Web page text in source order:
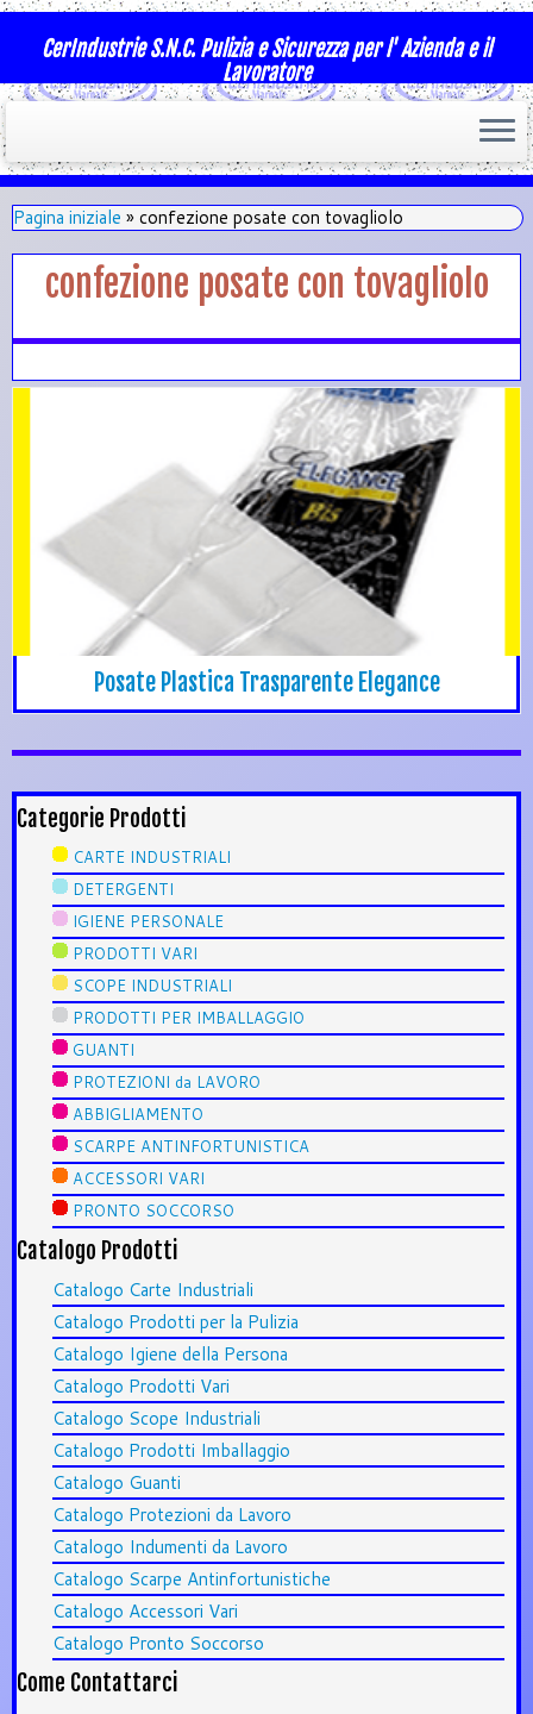
CerIndustrie S.N.C. Pulizia e Sicurezza per l' Azienda e il
Lavoratore
Pagina iniziale » confezione posate con tovagliolo
confezione posate con tovagliolo
Posate Plastica Trasparente Elegance
Categorie Prodotti
CARTE INDUSTRIALI
DETERGENTI
IGIENE PERSONALE
PRODOTTI VARI
SCOPE INDUSTRIALI
PRODOTTI PER IMBALLAGGIO
GUANTI
PROTEZIONI da LAVORO
ABBIGLIAMENTO
SCARPE ANTINFORTUNISTICA
ACCESSORI VARI
PRONTO SOCCORSO
Catalogo Prodotti
Catalogo Carte Industriali
Catalogo Prodotti per la Pulizia
Catalogo Igiene della Persona
Catalogo Prodotti Vari
Catalogo Scope Industriali
Catalogo Prodotti Imballaggio
Catalogo Guanti
Catalogo Protezioni da Lavoro
Catalogo Indumenti da Lavoro
Catalogo Scarpe Antinfortunistiche
Catalogo Accessori Vari
Catalogo Pronto Soccorso
Come Contattarci